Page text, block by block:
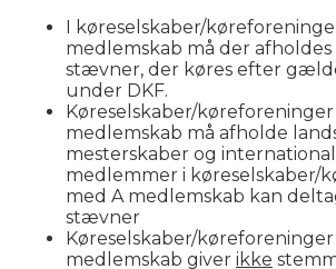
I køreselskaber/
medlemskab må der
stævner, der køres efter
under DKF.
Køreselskaber/
medlemskab må afholde
mesterskaber og
medlemmer i køreselskaber/
med A medlemskab kan
stævner
Køreselskaber/
medlemskab giver ikke